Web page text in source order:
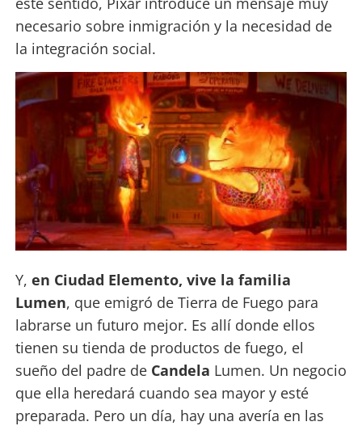
necesario sobre inmigración y la necesidad de
la integración social.
Y, en Ciudad Elemento, vive la familia
Lumen, que emigró de Tierra de Fuego para
labrarse un futuro mejor. Es allí donde ellos
tienen su tienda de productos de fuego, el
sueño del padre de Candela Lumen. Un negocio
que ella heredará cuando sea mayor y esté
preparada. Pero un día, hay una avería en las